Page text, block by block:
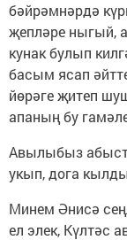
бәйрәмнәрдә
җепләре ныгый,
кунак булып
басым ясап
йөрәге җитеп
апаның бу
Авылыбыз
укып, дога
Минем Әнисә
ел элек, Күлтәс